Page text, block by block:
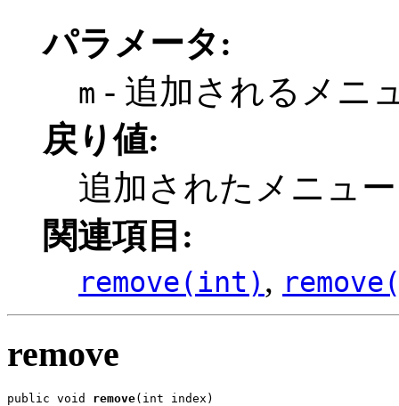
パラメータ:
m - 追加されるメニ
戻り値:
追加されたメニュー
関連項目:
remove(int) ,
remove
public void remove(int index)